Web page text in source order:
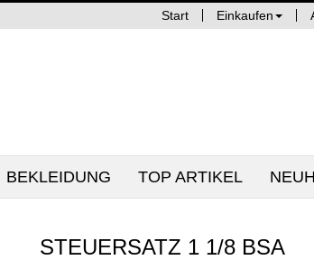
Start Einkaufen
BEKLEIDUNG TOP ARTIKEL
STEUERSATZ 1 1/8 BSA